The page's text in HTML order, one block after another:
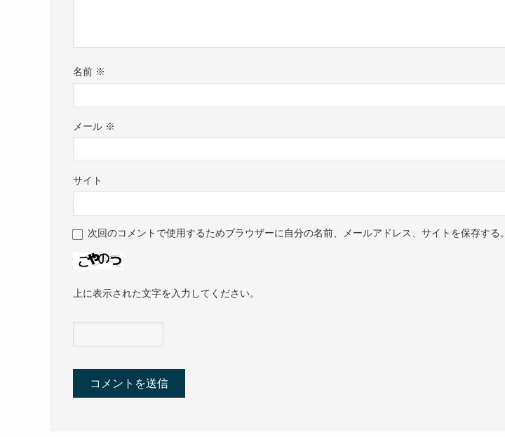
名前 ※
メール ※
サイト
次回のコメントで使用するためブラウザーに自分の名前、メールアドレス、サイトを保存する。
上に表示された文字を入力してください。